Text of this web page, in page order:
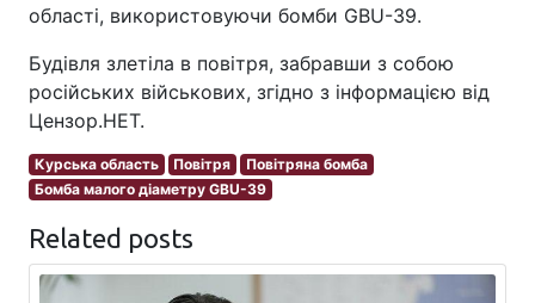
області, використовуючи бомби GBU-39.
Будівля злетіла в повітря, забравши з собою
російських військових, згідно з інформацією від
Цензор.НЕТ.
Курська область Повітря
Повітряна бомба
Бомба малого діаметру GBU-39
Related posts